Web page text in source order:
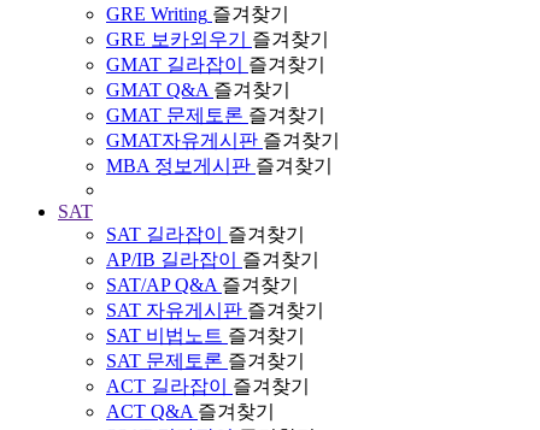
GRE Writing 즐겨찾기
GRE 보카외우기
즐겨찾기
GMAT 길라잡이
즐겨찾기
GMAT Q&A 즐겨찾기
GMAT 문제토론 즐겨찾기
GMAT자유게시판 즐겨찾기
MBA 정보게시판 즐겨찾기
SAT
SAT 길라잡이
즐겨찾기
AP/IB 길라잡이
즐겨찾기
SAT/AP Q&A 즐겨찾기
SAT 자유게시판 즐겨찾기
SAT 비법노트 즐겨찾기
SAT 문제토론 즐겨찾기
ACT 길라잡이
즐겨찾기
ACT Q&A 즐겨찾기